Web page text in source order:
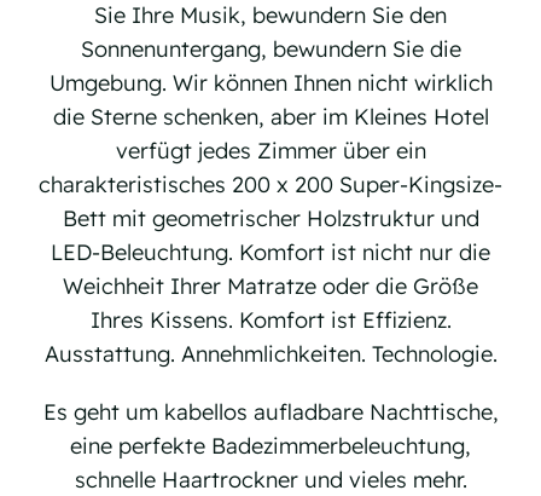
Sie Ihre Musik, bewundern Sie den
Sonnenuntergang, bewundern Sie die
Umgebung. Wir können Ihnen nicht wirklich
die Sterne schenken, aber im Kleines Hotel
verfügt jedes Zimmer über ein
charakteristisches 200 x 200 Super-Kingsize-
Bett mit geometrischer Holzstruktur und
LED-Beleuchtung. Komfort ist nicht nur die
Weichheit Ihrer Matratze oder die Größe
Ihres Kissens. Komfort ist Effizienz.
Ausstattung. Annehmlichkeiten. Technologie.
Es geht um kabellos aufladbare Nachttische,
eine perfekte Badezimmerbeleuchtung,
schnelle Haartrockner und vieles mehr.